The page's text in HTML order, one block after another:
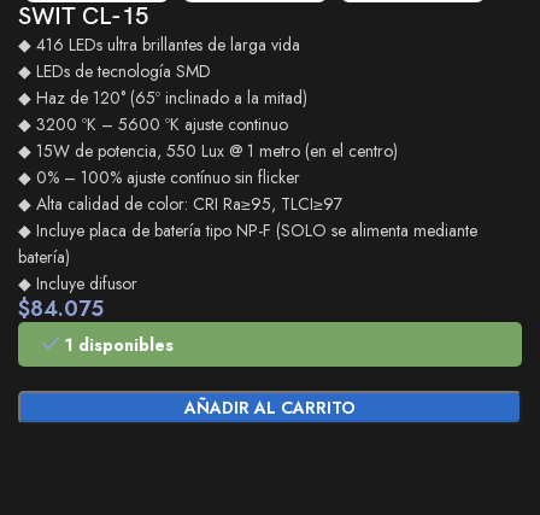
SWIT CL-15
◆ 416 LEDs ultra brillantes de larga vida
◆ LEDs de tecnología SMD
◆ Haz de 120° (65º inclinado a la mitad)
◆ 3200 ºK – 5600 ºK ajuste continuo
◆ 15W de potencia, 550 Lux @ 1 metro (en el centro)
◆ 0% – 100% ajuste contínuo sin flicker
◆ Alta calidad de color: CRI Ra≥95, TLCI≥97
◆ Incluye placa de batería tipo NP-F (SOLO se alimenta mediante
batería)
◆ Incluye difusor
$84.075
1 disponibles
AÑADIR AL CARRITO